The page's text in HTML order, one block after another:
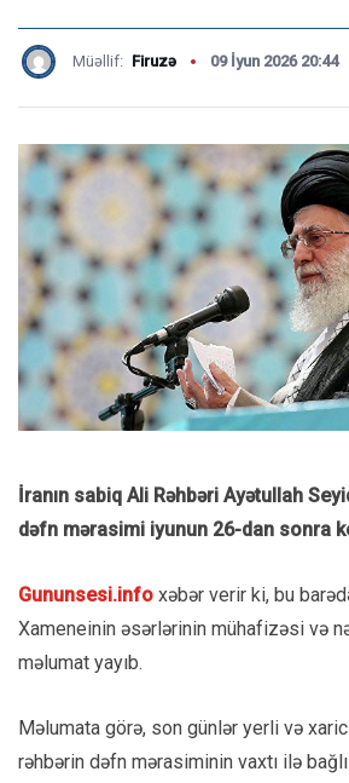
Müəllif: Firuzə 09 İyun 2026 20:44
İranın sabiq Ali Rəhbəri Ayətullah
dəfn mərasimi iyunun 26-dan sonra
Gununsesi.info xəbər verir ki, bu
Xameneinin əsərlərinin mühafizəsi və
məlumat yayıb.
Məlumata görə, son günlər yerli və
rəhbərin dəfn mərasiminin vaxtı ilə